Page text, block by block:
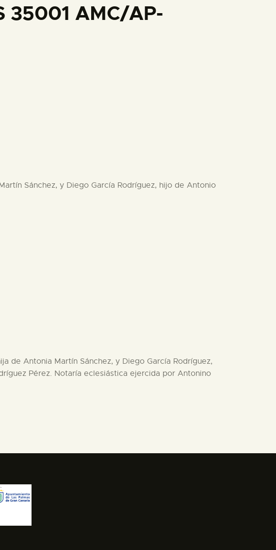
35001 AMC/AP-
Sánchez, y Diego García Rodríguez, hijo de Antonio
de Antonia Martín Sánchez, y Diego García Rodríguez,
Pérez. Notaría eclesiástica ejercida por Antonino